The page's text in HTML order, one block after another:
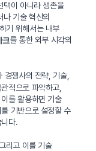
택이 아니라 생존을
기술 혁신의
기 위해서는 내부
크를 통한 외부 시각의
경쟁사의 전략, 기술,
적으로 파악하고,
를 활용하면 기술
기반으로 설정할 수
다.
리고 이를 기술